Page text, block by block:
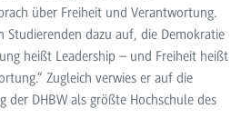
über Freiheit und Verantwortung.
Studierenden dazu auf, die Demokratie
heißt Leadership – und Freiheit heißt
Zugleich verwies er auf die
der DHBW als größte Hochschule des